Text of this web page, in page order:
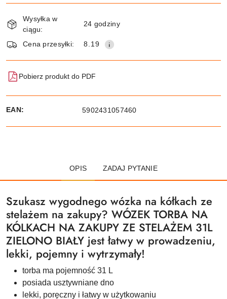
Dostępność
i
dostawa
Wysyłka w
ciągu:
24 godziny
Cena przesyłki: 8.19
Pobierz produkt do PDF
EAN: 5902431057460
OPIS ZADAJ PYTANIE
Szukasz wygodnego wózka na kółkach ze
stelażem na zakupy? WÓZEK TORBA NA
KÓLKACH NA ZAKUPY ZE STELAŻEM 31L
ZIELONO BIAŁY jest łatwy w prowadzeniu,
lekki, pojemny i wytrzymały!
torba ma pojemność 31 L
posiada usztywniane dno
lekki, poręczny i łatwy w użytkowaniu